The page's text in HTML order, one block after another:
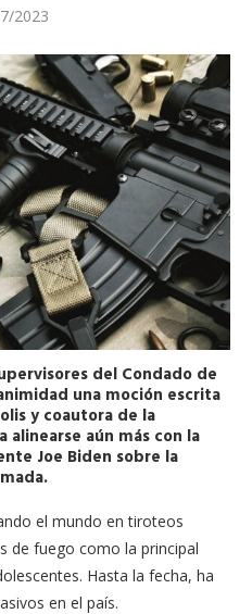
2023
del Condado de
una moción escrita
y coautora de la
alinearse aún más con la
Joe Biden sobre la
el mundo en tiroteos
de fuego como la principal
Hasta la fecha, ha
en el país.